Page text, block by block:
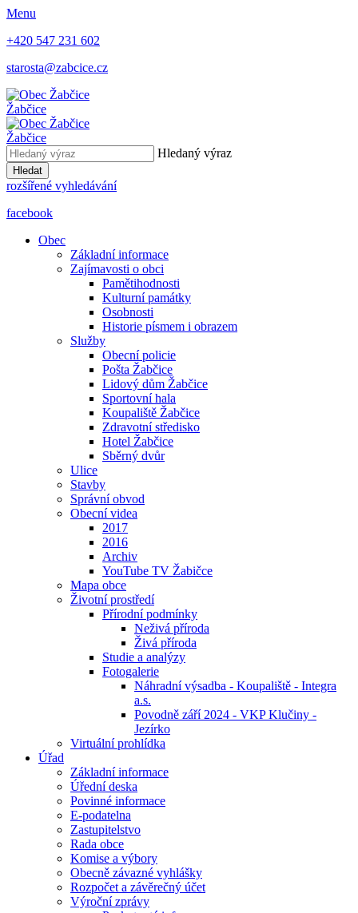
Menu
+420 547 231 602
starosta@zabcice.cz
Žabčice
Žabčice
Hledaný výraz
Hledat
rozšířené vyhledávání
facebook
Obec
Základní informace
Zajímavosti o obci
Pamětihodnosti
Kulturní památky
Osobnosti
Historie písmem i obrazem
Služby
Obecní policie
Pošta Žabčice
Lidový dům Žabčice
Sportovní hala
Koupaliště Žabčice
Zdravotní středisko
Hotel Žabčice
Sběrný dvůr
Ulice
Stavby
Správní obvod
Obecní videa
2017
2016
Archiv
YouTube TV Žabičce
Mapa obce
Životní prostředí
Přírodní podmínky
Neživá příroda
Živá příroda
Studie a analýzy
Fotogalerie
Náhradní výsadba - Koupaliště - Integra
a.s.
Povodně září 2024 - VKP Klučiny -
Jezírko
Virtuální prohlídka
Úřad
Základní informace
Úřední deska
Povinné informace
E-podatelna
Zastupitelstvo
Rada obce
Komise a výbory
Obecně závazné vyhlášky
Rozpočet a závěrečný účet
Výroční zprávy